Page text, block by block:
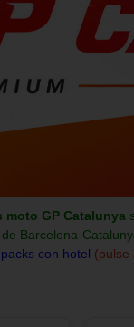
moto GP Catalunya
Barcelona-
packs con hotel (pulse